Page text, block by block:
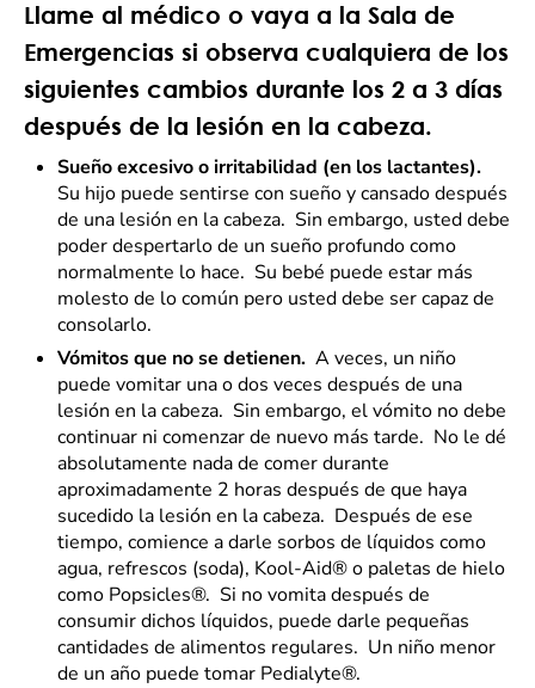
Llame al médico o vaya a la Sala de
Emergencias si observa cualquiera de los
siguientes cambios durante los 2 a 3 días
después de la lesión en la cabeza.
Sueño excesivo o irritabilidad (en los lactantes).
Su hijo puede sentirse con sueño y cansado después
de una lesión en la cabeza. Sin embargo, usted debe
poder despertarlo de un sueño profundo como
normalmente lo hace. Su bebé puede estar más
molesto de lo común pero usted debe ser capaz de
consolarlo.
Vómitos que no se detienen. A veces, un niño
puede vomitar una o dos veces después de una
lesión en la cabeza. Sin embargo, el vómito no debe
continuar ni comenzar de nuevo más tarde. No le dé
absolutamente nada de comer durante
aproximadamente 2 horas después de que haya
sucedido la lesión en la cabeza. Después de ese
tiempo, comience a darle sorbos de líquidos como
agua, refrescos (soda), Kool-Aid® o paletas de hielo
como Popsicles®. Si no vomita después de
consumir dichos líquidos, puede darle pequeñas
cantidades de alimentos regulares. Un niño menor
de un año puede tomar Pedialyte®.